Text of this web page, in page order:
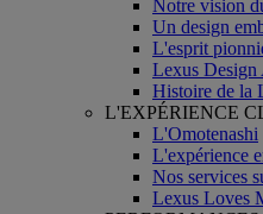
Notre vision
Un design
L'esprit
Lexus Design
Histoire de la
L'EXPÉRIENCE
L'Omotenashi
L'expérience
Nos services
Lexus Loves